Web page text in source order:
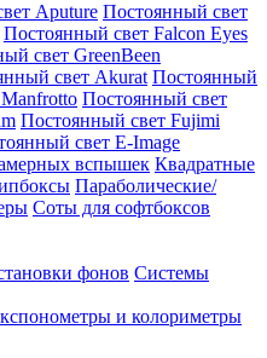
Aputure Постоянный свет
Постоянный свет Falcon Eyes
свет GreenBeen
свет Akurat Постоянный
Постоянный свет
Постоянный свет Fujimi
свет E-Image
вспышек Квадратные
Параболические/
Соты для софтбоксов
фонов Системы
и колориметры